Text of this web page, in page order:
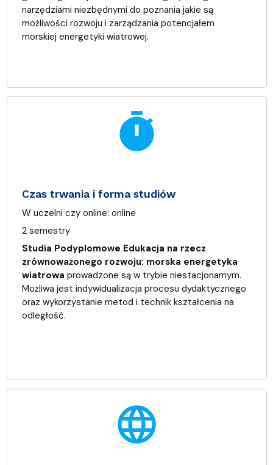
narzędziami niezbędnymi do poznania jakie są
możliwości rozwoju i zarządzania potencjałem
morskiej energetyki wiatrowej.
timer
Czas trwania i forma studiów
W uczelni czy online: online
2 semestry
Studia Podyplomowe Edukacja na rzecz
zrównoważonego rozwoju: morska energetyka
wiatrowa prowadzone są w trybie niestacjonarnym.
Możliwa jest indywidualizacja procesu dydaktycznego
oraz wykorzystanie metod i technik kształcenia na
odległość.
language